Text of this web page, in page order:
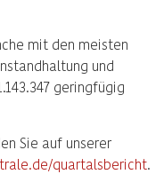
mit den meisten
und
geringfügig
Sie auf unserer
quartalsbericht.